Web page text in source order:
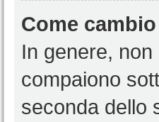
Come
In genere,
compaiono
seconda dello